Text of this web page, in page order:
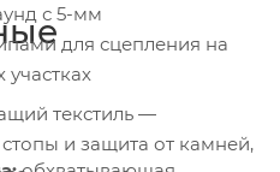
с 5-мм
для сцепления на
участках
текстиль —
и защита от камней,